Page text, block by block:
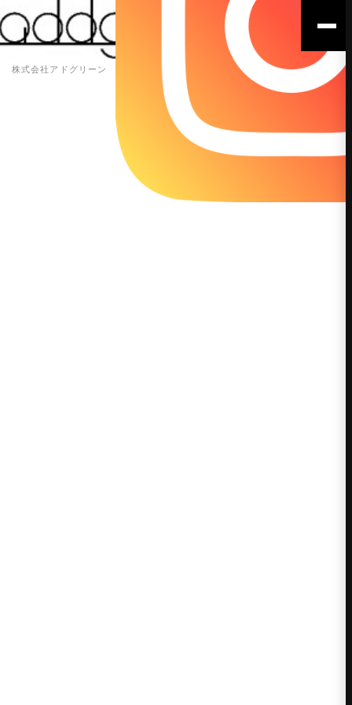
株式会社アドグリーン